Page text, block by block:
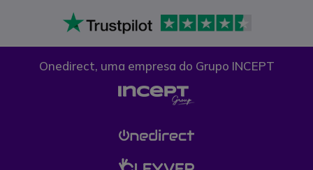
Onedirect, uma empresa do Grupo INCEPT